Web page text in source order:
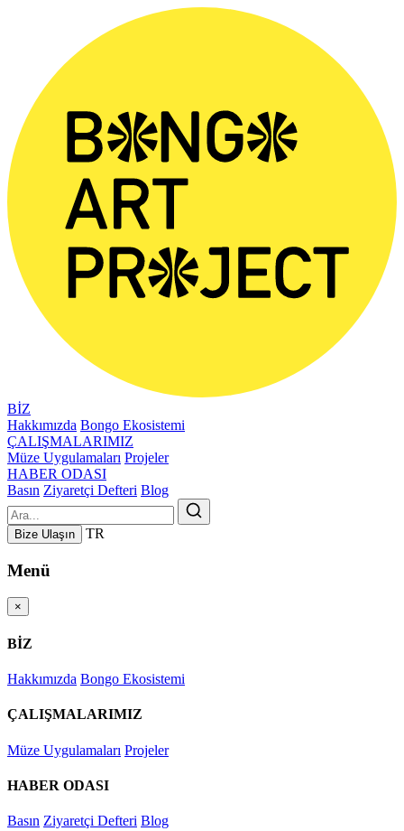
BİZ
Hakkımızda Bongo Ekosistemi
ÇALIŞMALARIMIZ
Müze Uygulamaları Projeler
HABER ODASI
Basın Ziyaretçi Defteri Blog
Bize Ulaşın TR
Menü
×
BİZ
Hakkımızda Bongo Ekosistemi
ÇALIŞMALARIMIZ
Müze Uygulamaları Projeler
HABER ODASI
Basın Ziyaretçi Defteri Blog